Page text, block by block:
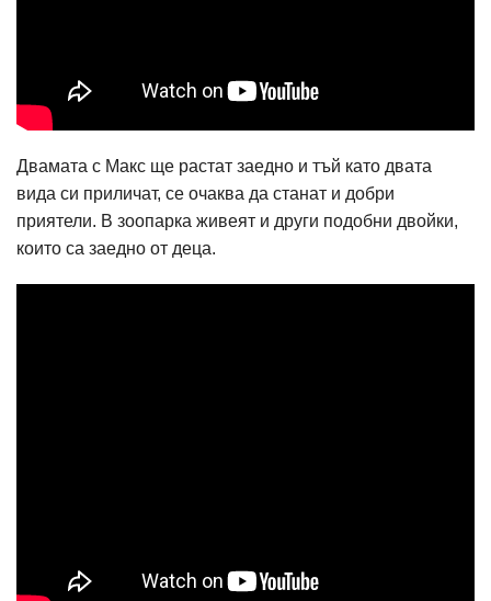
Двамата с Макс ще растат заедно и тъй като двата
вида си приличат, се очаква да станат и добри
приятели. В зоопарка живеят и други подобни двойки,
които са заедно от деца.